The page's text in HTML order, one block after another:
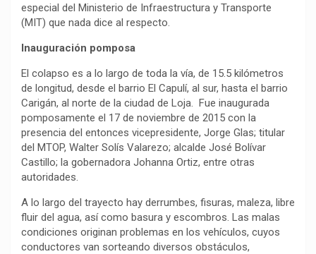
especial del Ministerio de Infraestructura y Transporte
(MIT) que nada dice al respecto.
Inauguración pomposa
El colapso es a lo largo de toda la vía, de 15.5 kilómetros
de longitud, desde el barrio El Capulí, al sur, hasta el barrio
Carigán, al norte de la ciudad de Loja. Fue inaugurada
pomposamente el 17 de noviembre de 2015 con la
presencia del entonces vicepresidente, Jorge Glas; titular
del MTOP, Walter Solís Valarezo; alcalde José Bolívar
Castillo; la gobernadora Johanna Ortiz, entre otras
autoridades.
A lo largo del trayecto hay derrumbes, fisuras, maleza, libre
fluir del agua, así como basura y escombros. Las malas
condiciones originan problemas en los vehículos, cuyos
conductores van sorteando diversos obstáculos,